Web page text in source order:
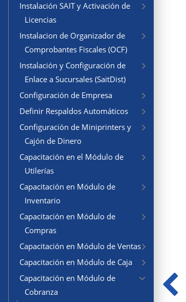
Instalación SAIT y Activación de
Licencias
Instalacion de Organizador de
Comprobantes Fiscales (OCF)
Instalación y Configuración de
Enlace a Sucursales (SaitDist)
Configuración de Empresa
Definir Respaldos Automáticos
Configuración de Miniprinters y
Cajón de Dinero
Capacitación en el Módulo de
Utilerías
Capacitación en Módulo de
Inventario
Capacitación en Módulo de
Compras
Capacitación en Módulo de Ventas
Capacitación en Módulo de Caja
Capacitación en Módulo de
Cobranza